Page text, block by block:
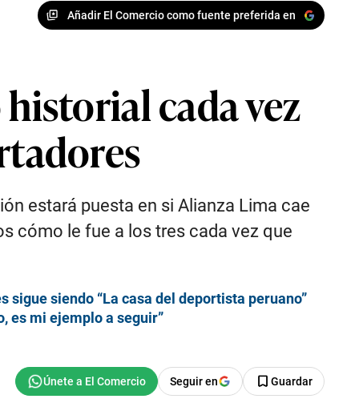
Añadir El Comercio como fuente preferida en
cada vez
estará puesta en si Alianza Lima cae
cómo le fue a los tres cada vez que
sigue siendo “La casa del deportista peruano”
es mi ejemplo a seguir”
Seguir en Guardar